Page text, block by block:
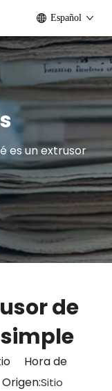
Español
es un extrusor
de
Hora de
Sitio